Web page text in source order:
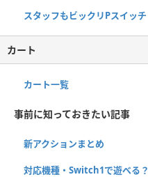
スタッフもビックリPスイッチ
カート
カート一覧
事前に知っておきたい記事
新アクションまとめ
対応機種・Switch1で遊べる？